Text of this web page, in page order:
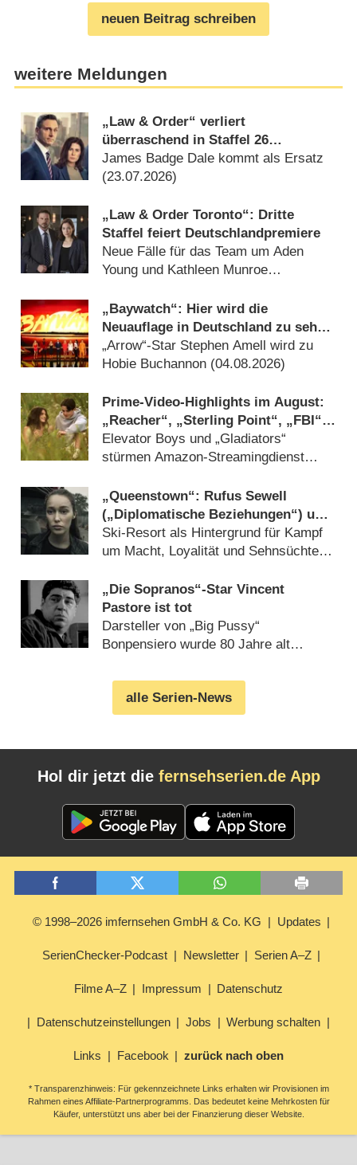
neuen Beitrag schreiben
weitere Meldungen
„Law & Order“ verliert
überraschend in Staffel 26
Castmitglied
James Badge Dale kommt als Ersatz
(23.07.2026)
„Law & Order Toronto“: Dritte
Staffel feiert Deutschlandpremiere
Neue Fälle für das Team um Aden
Young und Kathleen Munroe
„Baywatch“: Hier wird die
Neuauflage in Deutschland zu sehen
sein
„Arrow“-Star Stephen Amell wird zu
Hobie Buchannon (04.08.2026)
Prime-Video-Highlights im August:
„Reacher“, „Sterling Point“, „FBI“,
„Arrow“, „Gossip Girl“ und „Sledge
Hammer“
Elevator Boys und „Gladiators“
stürmen Amazon-Streamingdienst
„Queenstown“: Rufus Sewell
(„Diplomatische Beziehungen“) und
Alycia Debnam-Carey („Fear the
Walking Dead“) in neuer Hochglanz-
Ski-Resort als Hintergrund für Kampf
um Macht, Loyalität und Sehnsüchte
„Die Sopranos“-Star Vincent
Pastore ist tot
Darsteller von „Big Pussy“
Bonpensiero wurde 80 Jahre alt
alle Serien-News
Hol dir jetzt die fernsehserien.de App
© 1998–2026 imfernsehen GmbH & Co. KG Updates
SerienChecker-Podcast Newsletter Serien A–Z
Filme A–Z Impressum Datenschutz
Datenschutzeinstellungen Jobs Werbung schalten
Links Facebook zurück nach oben
* Transparenzhinweis: Für gekennzeichnete Links erhalten wir Provisionen im
Rahmen eines Affiliate-Partnerprogramms. Das bedeutet keine Mehrkosten für
Käufer, unterstützt uns aber bei der Finanzierung dieser Website.